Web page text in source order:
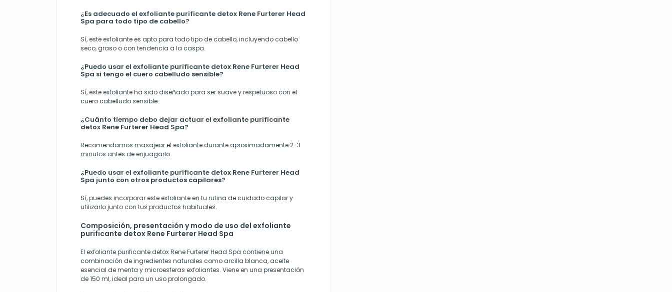
¿Es adecuado el exfoliante purificante detox Rene Furterer Head
Spa para todo tipo de cabello?
Sí, este exfoliante es apto para todo tipo de cabello, incluyendo cabello
seco, graso o con tendencia a la caspa.
¿Puedo usar el exfoliante purificante detox Rene Furterer Head
Spa si tengo el cuero cabelludo sensible?
Sí, este exfoliante ha sido diseñado para ser suave y respetuoso con el
cuero cabelludo sensible.
¿Cuánto tiempo debo dejar actuar el exfoliante purificante
detox Rene Furterer Head Spa?
Recomendamos masajear el exfoliante durante aproximadamente 2-3
minutos antes de enjuagarlo.
¿Puedo usar el exfoliante purificante detox Rene Furterer Head
Spa junto con otros productos capilares?
Sí, puedes incorporar este exfoliante en tu rutina de cuidado capilar y
utilizarlo junto con tus productos habituales.
Composición, presentación y modo de uso del exfoliante
purificante detox Rene Furterer Head Spa
El exfoliante purificante detox Rene Furterer Head Spa contiene una
combinación de ingredientes naturales como arcilla blanca, aceite
esencial de menta y microesferas exfoliantes. Viene en una presentación
de 150 ml, ideal para un uso prolongado.